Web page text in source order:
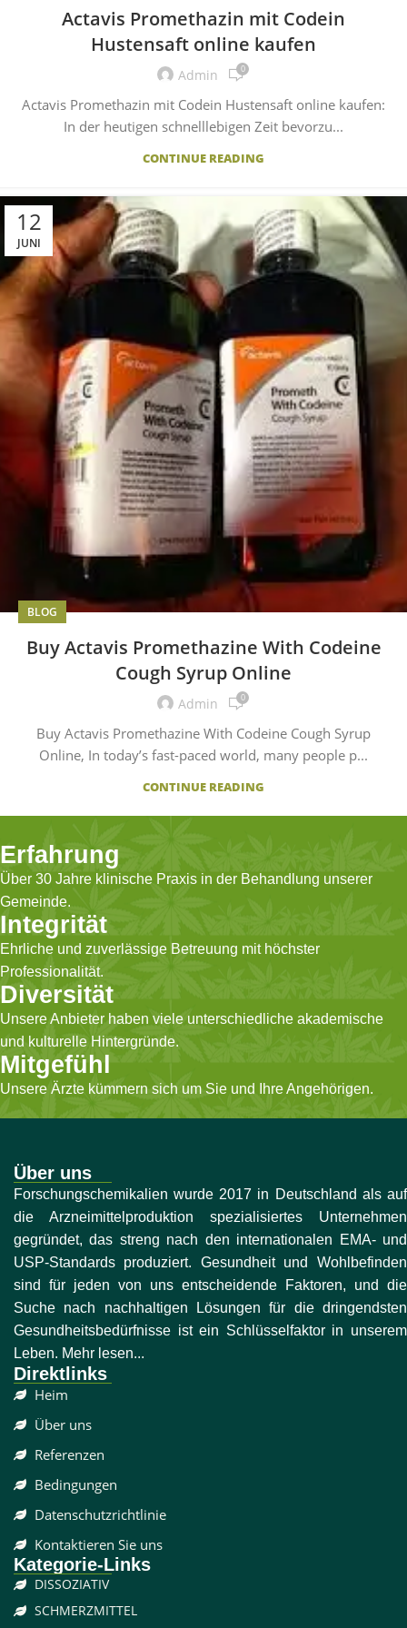
Actavis Promethazin mit Codein
Hustensaft online kaufen
Admin 0
Actavis Promethazin mit Codein Hustensaft online kaufen:
In der heutigen schnelllebigen Zeit bevorzu...
CONTINUE READING
12
JUNI
BLOG
Buy Actavis Promethazine With Codeine
Cough Syrup Online
Admin 0
Buy Actavis Promethazine With Codeine Cough Syrup
Online, In today’s fast-paced world, many people p...
CONTINUE READING
Erfahrung
Über 30 Jahre klinische Praxis in der Behandlung unserer
Gemeinde.
Integrität
Ehrliche und zuverlässige Betreuung mit höchster
Professionalität.
Diversität
Unsere Anbieter haben viele unterschiedliche akademische
und kulturelle Hintergründe.
Mitgefühl
Unsere Ärzte kümmern sich um Sie und Ihre Angehörigen.
Über uns
Forschungschemikalien wurde 2017 in Deutschland als auf
die Arzneimittelproduktion spezialisiertes Unternehmen
gegründet, das streng nach den internationalen EMA- und
USP-Standards produziert. Gesundheit und Wohlbefinden
sind für jeden von uns entscheidende Faktoren, und die
Suche nach nachhaltigen Lösungen für die dringendsten
Gesundheitsbedürfnisse ist ein Schlüsselfaktor in unserem
Leben. Mehr lesen...
Direktlinks
Heim
Über uns
Referenzen
Bedingungen
Datenschutzrichtlinie
Kontaktieren Sie uns
Kategorie-Links
DISSOZIATIV
SCHMERZMITTEL